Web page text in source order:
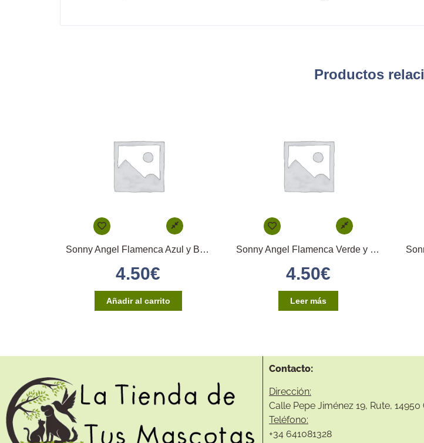
Productos
Sonny Angel Flamenca Azul y Blanco
4.50€
Añadir al carrito
Sonny Angel Flamenca Verde y Blanco
4.50€
Leer más
Contacto:
Dirección:
Calle Pepe Jiménez 19, Rute,
Teléfono:
+34 641081328